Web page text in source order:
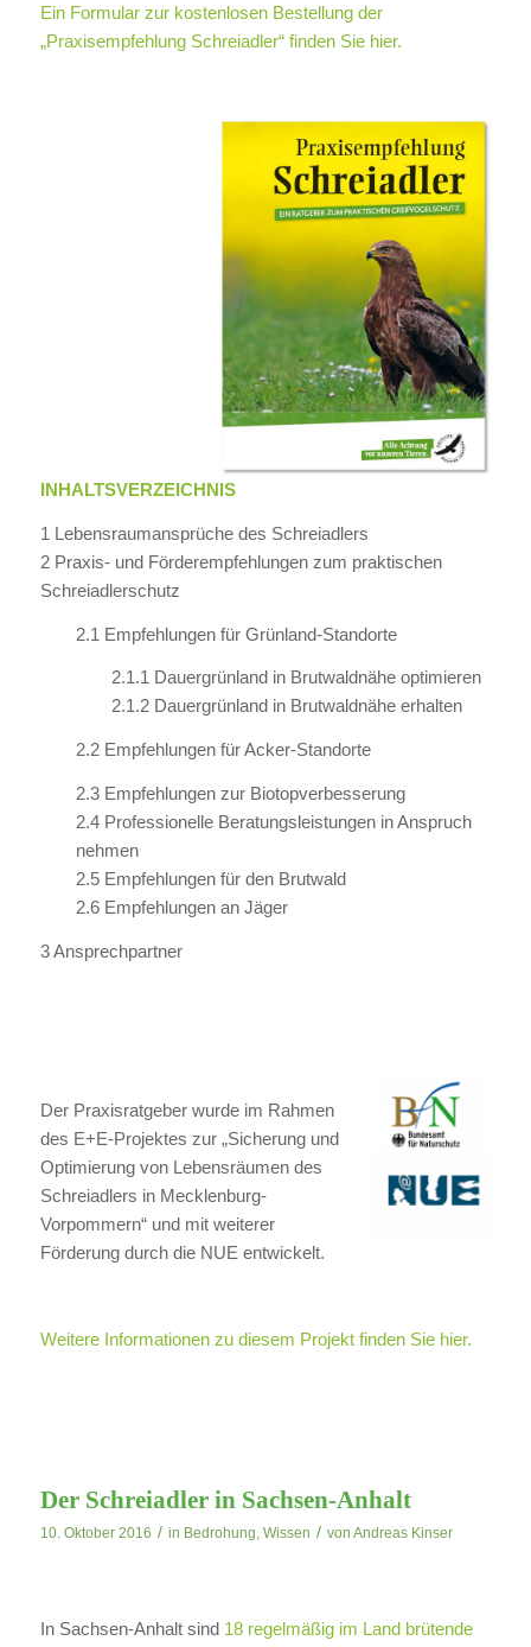
Ein Formular zur kostenlosen Bestellung der
„Praxisempfehlung Schreiadler“ finden Sie hier.
INHALTSVERZEICHNIS
1 Lebensraumansprüche des Schreiadlers
2 Praxis- und Förderempfehlungen zum praktischen
Schreiadlerschutz
2.1 Empfehlungen für Grünland-Standorte
2.1.1 Dauergrünland in Brutwaldnähe optimieren
2.1.2 Dauergrünland in Brutwaldnähe erhalten
2.2 Empfehlungen für Acker-Standorte
2.3 Empfehlungen zur Biotopverbesserung
2.4 Professionelle Beratungsleistungen in Anspruch
nehmen
2.5 Empfehlungen für den Brutwald
2.6 Empfehlungen an Jäger
3 Ansprechpartner
Der Praxisratgeber wurde im Rahmen
des E+E-Projektes zur „Sicherung und
Optimierung von Lebensräumen des
Schreiadlers in Mecklenburg-
Vorpommern“ und mit weiterer
Förderung durch die NUE entwickelt.
Weitere Informationen zu diesem Projekt finden Sie hier.
Der Schreiadler in Sachsen-Anhalt
10. Oktober 2016 / in Bedrohung Wissen / von Andreas Kinser
In Sachsen-Anhalt sind 18 regelmäßig im Land brütende